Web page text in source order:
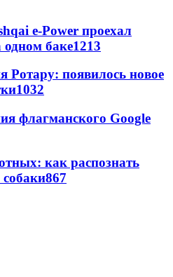
e-Power проехал
баке1213
Ротару: появилось новое
1032
флагманского Google
как распознать
867